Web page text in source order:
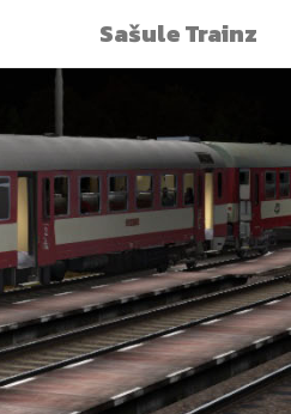
Sašule Trainz